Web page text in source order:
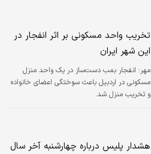
تخریب واحد مسکونی بر اثر انفجار در
این شهر ایران
مهر: انفجار بمب دست‌ساز در یک واحد منزل
مسکونی در اردبیل باعث سوختگی اعضای خانواده
و تخریب منزل شد.
هشدار پلیس درباره چهارشنبه آخر سال